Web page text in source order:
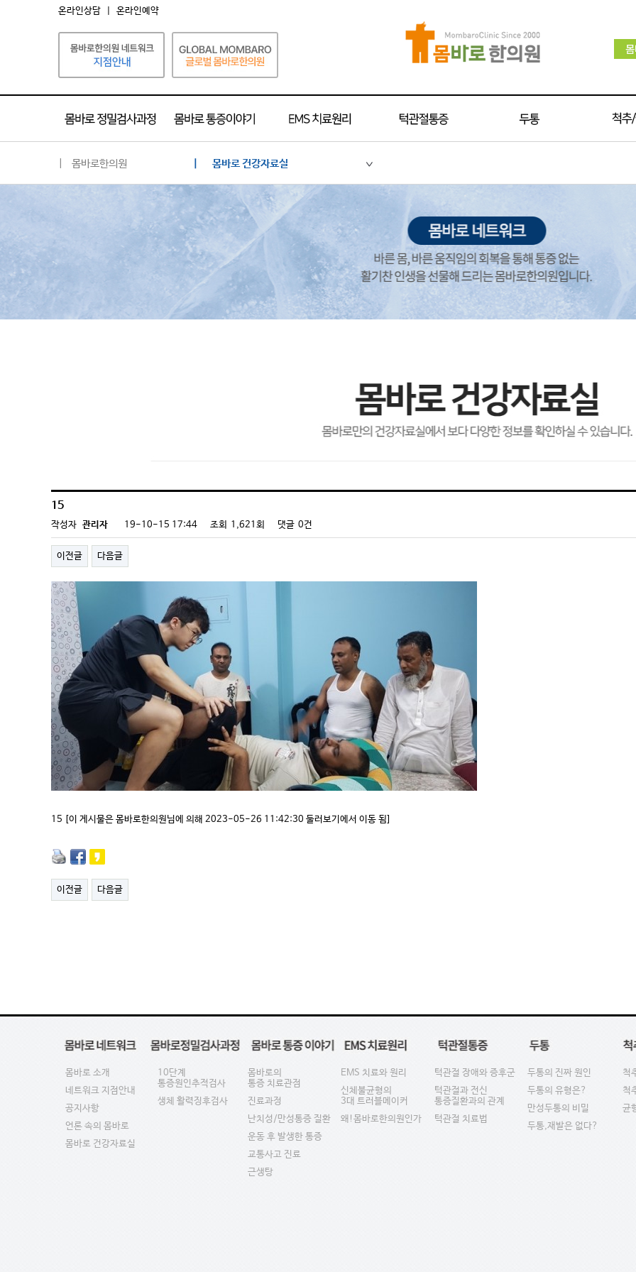
온라인상담 온라인예약
| 몸바로한의원 | 몸바로 건강자료실
몸바로 소개
네트워크 소개
공지사항
언론 속의 몸바로
15
작성자 관리자 19-10-15 17:44 조회 1,621회 댓글 0건
이전글 다음글
15 [이 게시물은 몸바로한의원님에 의해 2023-05-26 11:42:30 둘러보기에서 이동 됨]
이전글 다음글
몸바로 소개
네트워크 지점안내
공지사항
언론 속의 몸바로
몸바로 건강자료실
10단계
통증원인추적검사
생체 활력징후검사
몸바로의
통증 치료관점
진료과정
난치성/만성통증 질환
운동 후 발생한 통증
교통사고 진료
근생탕
EMS 치료와 원리
신체불균형의
3대 트러블메이커
왜!몸바로한의원인가
턱관절 장애와 증후군
턱관절과 전신
통증질환과의 관계
턱관절 치료법
두통의 진짜 원인
두통의 유형은?
만성두통의 비밀
두통,재발은 없다?
척
척
균